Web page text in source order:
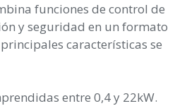
funciones de control de
y seguridad en un formato
características se
entre 0,4 y 22kW.